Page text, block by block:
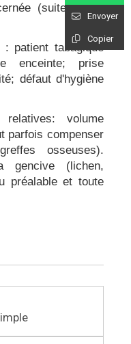
(suite à une
: patient tabagique
enceinte; prise
défaut d'hygiène
relatives: volume
parfois compenser
osseuses).
gencive (lichen,
préalable et toute
Envoyer
Copier